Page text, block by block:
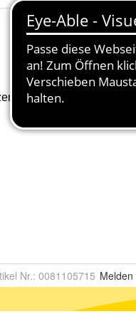
Nr.: 0081105715 Melden